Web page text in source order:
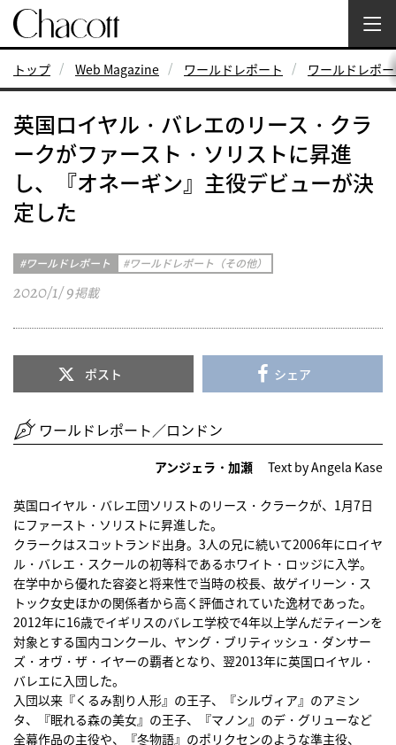
トップ Web Magazine ワールドレポート ワールドレポ
英国ロイヤル・バレエのリース・クラ
ークがファースト・ソリストに昇進
し、『オネーギン』主役デビューが決
定した
ワールドレポート ワールドレポート（その他）
2020/1/ 9掲載
ポスト シェア
ワールドレポート／ロンドン
アンジェラ・加瀬 Text by Angela Kase
英国ロイヤル・バレエ団ソリストのリース・クラークが、1月7日
にファースト・ソリストに昇進した。
クラークはスコットランド出身。3人の兄に続いて2006年にロイヤ
ル・バレエ・スクールの初等科であるホワイト・ロッジに入学。
在学中から優れた容姿と将来性で当時の校長、故ゲイリーン・ス
トック女史ほかの関係者から高く評価されていた逸材であった。
2012年に16歳でイギリスのバレエ学校で4年以上学んだティーンを
対象とする国内コンクール、ヤング・ブリティッシュ・ダンサー
ズ・オヴ・ザ・イヤーの覇者となり、翌2013年に英国ロイヤル・
バレエに入団した。
入団以来『くるみ割り人形』の王子、『シルヴィア』のアミン
タ、『眠れる森の美女』の王子、『マノン』のデ・グリューなど
全幕作品の主役や、『冬物語』のポリクセンのような準主役、